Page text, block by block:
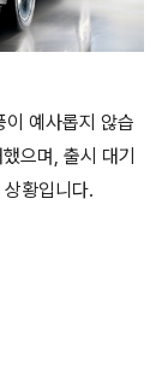
예사롭지 않습
으며, 출시 대기
황입니다.